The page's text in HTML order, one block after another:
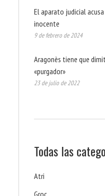
El aparato judicial
inocente
9 de febrero de 2024
Aragonès tiene que
«purgador»
23 de julio de 2022
Todas las
Atri
Groc